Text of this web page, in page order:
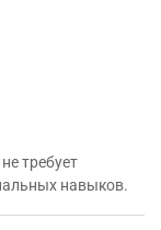
требует
навыков.